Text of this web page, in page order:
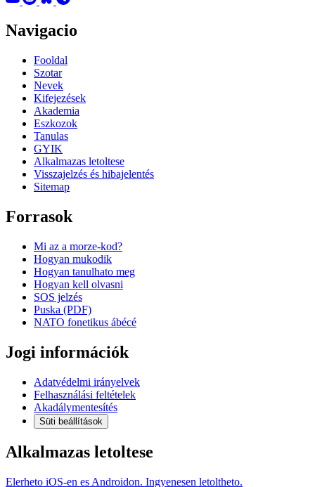
Navigacio
Fooldal
Szotar
Nevek
Kifejezések
Akademia
Eszkozok
Tanulas
GYIK
Alkalmazas letoltese
Visszajelzés és hibajelentés
Sitemap
Forrasok
Mi az a morze-kod?
Hogyan mukodik
Hogyan tanulhato meg
Hogyan kell olvasni
SOS jelzés
Puska (PDF)
NATO fonetikus ábécé
Jogi információk
Adatvédelmi irányelvek
Felhasználási feltételek
Akadálymentesítés
Süti beállítások
Alkalmazas letoltese
Elerheto iOS-en es Androidon. Ingyenesen letoltheto.